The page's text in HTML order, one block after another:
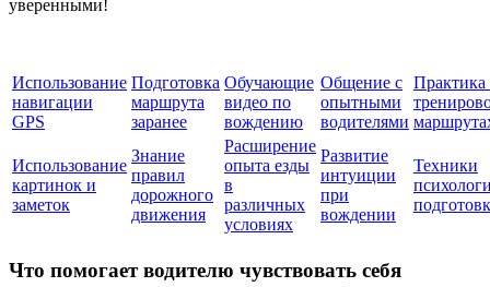
уверенными!
Использование
навигации
GPS
Подготовка
маршрута
заранее
Обучающие
видео по
вождению
Общение с
опытными
водителями
Практика
Использование
картинок и
заметок
Знание
правил
дорожного
движения
Расширение
опыта езды
в
различных
условиях
Развитие
интуиции
при
вождении
Техники
Что помогает водителю чувствовать себя